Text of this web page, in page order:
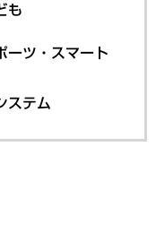
も
ーツ・スマート
ステム